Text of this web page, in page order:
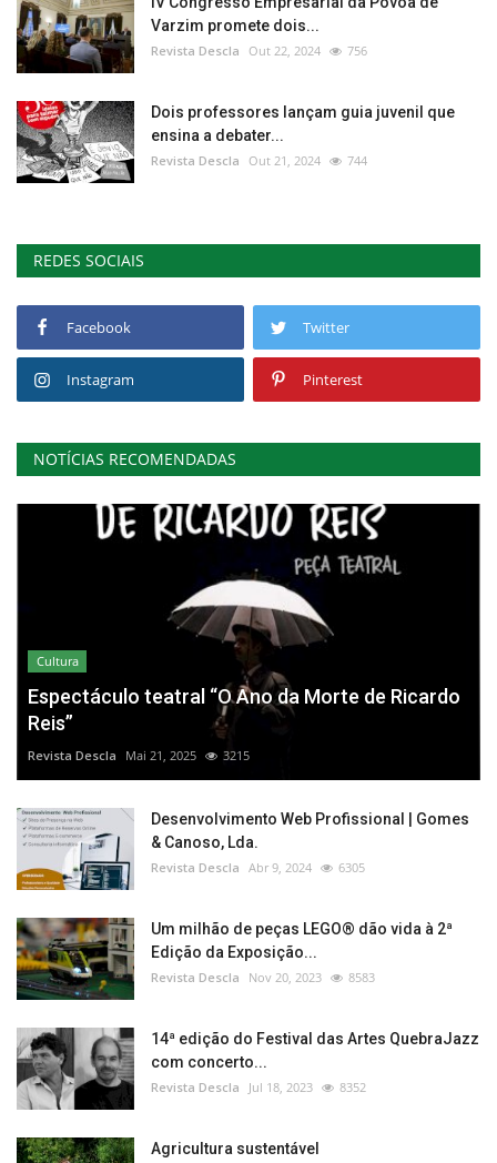
Varzim promete dois...
Revista Descla Out 22, 2024 756
Dois professores lançam guia juvenil que
ensina a debater...
Revista Descla Out 21, 2024 744
REDES SOCIAIS
Facebook Twitter
Instagram Pinterest
NOTÍCIAS RECOMENDADAS
Cultura
Espectáculo teatral “O Ano da Morte de Ricardo
Reis”
Revista Descla Mai 21, 2025 3215
Desenvolvimento Web Profissional | Gomes
& Canoso, Lda.
Revista Descla Abr 9, 2024 6305
Um milhão de peças LEGO® dão vida à 2ª
Edição da Exposição...
Revista Descla Nov 20, 2023 8583
14ª edição do Festival das Artes QuebraJazz
com concerto...
Revista Descla Jul 18, 2023 8352
Agricultura sustentável